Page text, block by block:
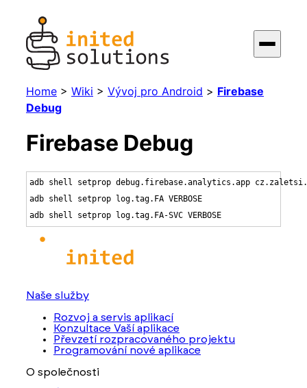
Home > Wiki > Vývoj pro Android > Firebase
Debug
Firebase Debug
adb shell setprop debug.firebase.analytics.app
adb shell setprop log.tag.FA VERBOSE
adb shell setprop log.tag.FA-SVC VERBOSE
Naše služby
Rozvoj a servis aplikací
Konzultace Vaší aplikace
Převzetí rozpracovaného projektu
Programování nové aplikace
O společnosti